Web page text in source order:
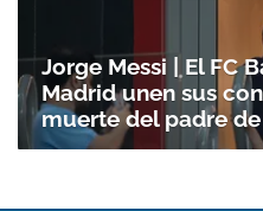
Jorge Messi | El FC
Madrid unen sus
muerte del padre